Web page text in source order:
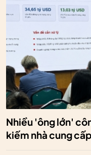
Nhiều 'ông lớn'
kiếm nhà cung